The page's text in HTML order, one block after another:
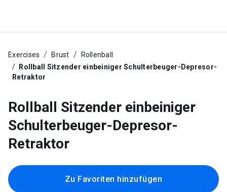
Exercises Brust
Rollenball
Rollball Sitzender einbeiniger Schulterbeuger-Depresor-
Retraktor
Rollball Sitzender einbeiniger
Schulterbeuger-Depresor-
Retraktor
Zu Favoriten hinzufügen